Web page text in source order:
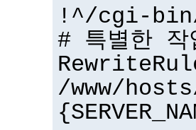
!^/cgi-
# 특별한 작
/www/